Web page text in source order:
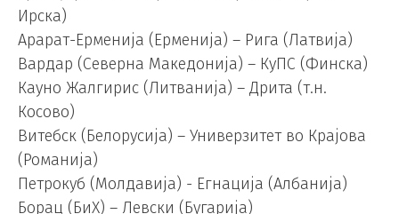
Ирска)
Арарат-Ерменија (Ерменија) – Рига (Латвија)
Вардар (Северна Македонија) – КуПС (Финска)
Кауно Жалгирис (Литванија) – Дрита (т.н.
Косово)
Витебск (Белорусија) – Универзитет во Крајова
(Романија)
Петрокуб (Молдавија) ​​- Егнација (Албанија)
Борац (БиХ) – Левски (Бугарија)